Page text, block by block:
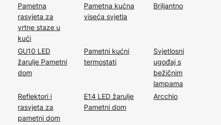
Pametna
rasvjeta za
vrtne staze u
kući
Pametna kućna
viseća svjetla
Briljantno
GU10 LED
žarulje Pametni
dom
Pametni kućni
termostati
Svjetlosni
ugođaj s
bežičnim
lampama
Reflektori i
rasvjeta za
pametni dom
E14 LED žarulje
Pametni dom
Arcchio